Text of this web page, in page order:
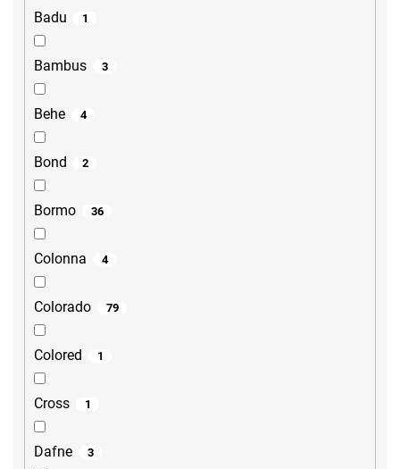
Badu 1
Bambus 3
Behe 4
Bond 2
Bormo 36
Colonna 4
Colorado 79
Colored 1
Cross 1
Dafne 3